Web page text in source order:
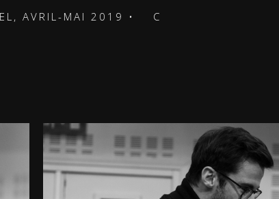
MAI 2019 • CONSERVATOIRE DE